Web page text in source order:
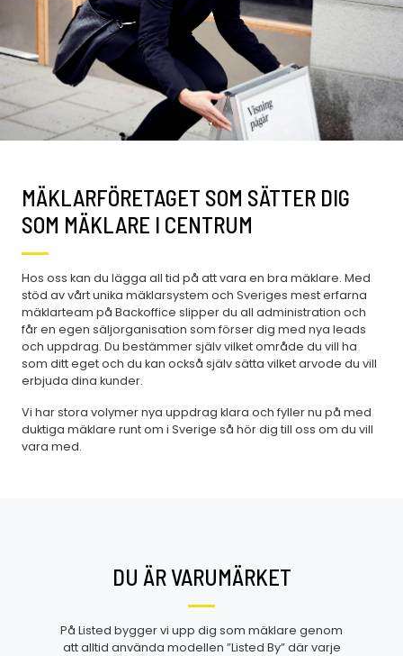
MÄKLARFÖRETAGET SOM SÄTTER DIG
SOM MÄKLARE I CENTRUM
Hos oss kan du lägga all tid på att vara en bra mäklare. Med
stöd av vårt unika mäklarsystem och Sveriges mest erfarna
mäklarteam på Backoffice slipper du all administration och
får en egen säljorganisation som förser dig med nya leads
och uppdrag. Du bestämmer själv vilket område du vill ha
som ditt eget och du kan också själv sätta vilket arvode du vill
erbjuda dina kunder.
Vi har stora volymer nya uppdrag klara och fyller nu på med
duktiga mäklare runt om i Sverige så hör dig till oss om du vill
vara med.
DU ÄR VARUMÄRKET
På Listed bygger vi upp dig som mäklare genom
att alltid använda modellen ”Listed By” där varje